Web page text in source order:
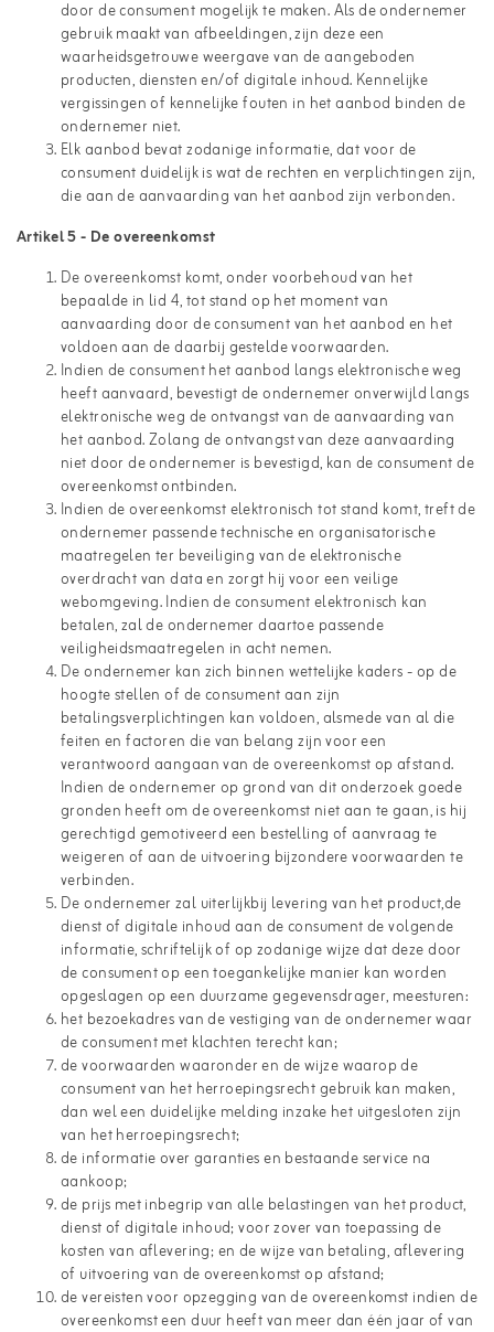
door de consument mogelijk te maken. Als de ondernemer
gebruik maakt van afbeeldingen, zijn deze een
waarheidsgetrouwe weergave van de aangeboden
producten, diensten en/of digitale inhoud. Kennelijke
vergissingen of kennelijke fouten in het aanbod binden de
ondernemer niet.
Elk aanbod bevat zodanige informatie, dat voor de
consument duidelijk is wat de rechten en verplichtingen zijn,
die aan de aanvaarding van het aanbod zijn verbonden.
Artikel 5- De overeenkomst
De overeenkomst komt, onder voorbehoud van het
bepaalde in lid 4, tot stand op het moment van
aanvaarding door de consument van het aanbod en het
voldoen aan de daarbij gestelde voorwaarden.
Indien de consument het aanbod langs elektronische weg
heeft aanvaard, bevestigt de ondernemer onverwijld langs
elektronische weg de ontvangst van de aanvaarding van
het aanbod. Zolang de ontvangst van deze aanvaarding
niet door de ondernemer is bevestigd, kan de consument de
overeenkomst ontbinden.
Indien de overeenkomst elektronisch tot stand komt, treft de
ondernemer passende technische en organisatorische
maatregelen ter beveiliging van de elektronische
overdracht van data en zorgt hij voor een veilige
webomgeving. Indien de consument elektronisch kan
betalen, zal de ondernemer daartoe passende
veiligheidsmaatregelen in acht nemen.
De ondernemer kan zich binnen wettelijke kaders - op de
hoogte stellen of de consument aan zijn
betalingsverplichtingen kan voldoen, alsmede van al die
feiten en factoren die van belang zijn voor een
verantwoord aangaan van de overeenkomst op afstand.
Indien de ondernemer op grond van dit onderzoek goede
gronden heeft om de overeenkomst niet aan te gaan, is hij
gerechtigd gemotiveerd een bestelling of aanvraag te
weigeren of aan de uitvoering bijzondere voorwaarden te
verbinden.
De ondernemer zal uiterlijkbij levering van het product,de
dienst of digitale inhoud aan de consument de volgende
informatie, schriftelijk of op zodanige wijze dat deze door
de consument op een toegankelijke manier kan worden
opgeslagen op een duurzame gegevensdrager, meesturen:
het bezoekadres van de vestiging van de ondernemer waar
de consument met klachten terecht kan;
de voorwaarden waaronder en de wijze waarop de
consument van het herroepingsrecht gebruik kan maken,
dan wel een duidelijke melding inzake het uitgesloten zijn
van het herroepingsrecht;
de informatie over garanties en bestaande service na
aankoop;
de prijs met inbegrip van alle belastingen van het product,
dienst of digitale inhoud; voor zover van toepassing de
kosten van aflevering; en de wijze van betaling, aflevering
of uitvoering van de overeenkomst op afstand;
de vereisten voor opzegging van de overeenkomst indien de
overeenkomst een duur heeft van meer dan één jaar of van